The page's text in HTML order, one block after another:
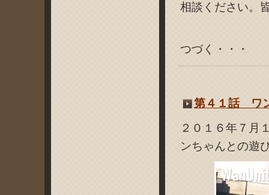
相談ください。
つづく・・・
第４１話 ワ
２０１６年７月
ンちゃんとの遊